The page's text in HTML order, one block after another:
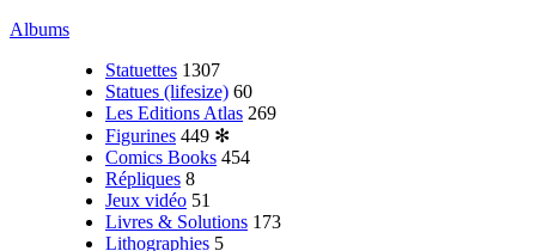
Albums
Statuettes 1307
Statues (lifesize) 60
Les Editions Atlas 269
Figurines 449 ✻
Comics Books 454
Répliques 8
Jeux vidéo 51
Livres & Solutions 173
Lithographies 5